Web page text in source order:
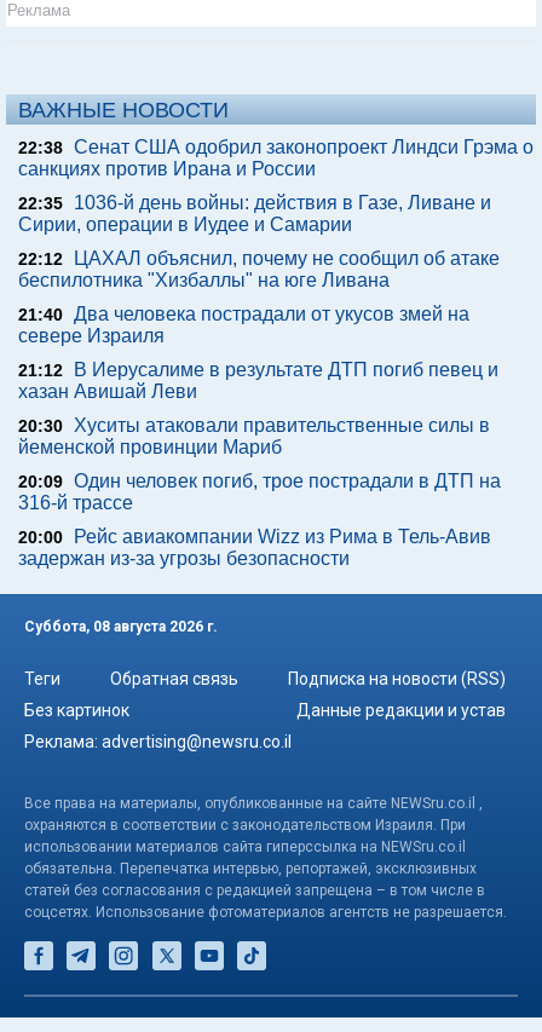
Реклама
ВАЖНЫЕ НОВОСТИ
22:38 Сенат США одобрил законопроект Линдси Грэма о
санкциях против Ирана и России
22:35
1036-й день войны: действия в Газе, Ливане и
Сирии, операции в Иудее и Самарии
22:12
ЦАХАЛ объяснил, почему не сообщил об атаке
беспилотника "Хизбаллы" на юге Ливана
21:40 Два человека пострадали от укусов змей на
севере Израиля
21:12
В Иерусалиме в результате ДТП погиб певец и
хазан Авишай Леви
20:30 Хуситы атаковали правительственные силы в
йеменской провинции Мариб
20:09 Один человек погиб, трое пострадали в ДТП на
316-й трассе
20:00
Рейс авиакомпании Wizz из Рима в Тель-Авив
задержан из-за угрозы безопасности
Суббота, 08 августа 2026 г.
Теги Обратная связь
Подписка на новости (RSS)
Без картинок
Данные редакции и устав
Реклама: advertising@newsru.co.il
Все права на материалы, опубликованные на сайте NEWSru.co.il ,
охраняются в соответствии с законодательством Израиля. При
использовании материалов сайта гиперссылка на NEWSru.co.il
обязательна. Перепечатка интервью, репортажей, эксклюзивных
статей без согласования с редакцией запрещена – в том числе в
соцсетях. Использование фотоматериалов агентств не разрешается.